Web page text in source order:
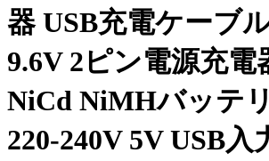
器 USB充電ケーブ
9.6V 2ピン電源充電
NiCd NiMHバッテリ
220-240V 5V USB入